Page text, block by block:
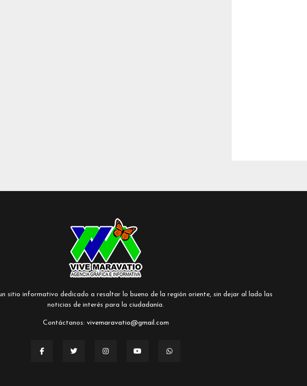
sitio informativo dedicado a resaltar lo bueno de la región oriente, sin dejar al lado las
noticias de interés para la ciudadanía.
Contáctanos: vivemaravatio@gmail.com